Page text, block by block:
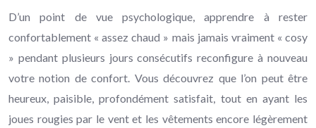
D’un point de vue psychologique, apprendre à rester
confortablement « assez chaud » mais jamais vraiment « cosy
» pendant plusieurs jours consécutifs reconfigure à nouveau
votre notion de confort. Vous découvrez que l’on peut être
heureux, paisible, profondément satisfait, tout en ayant les
joues rougies par le vent et les vêtements encore légèrement